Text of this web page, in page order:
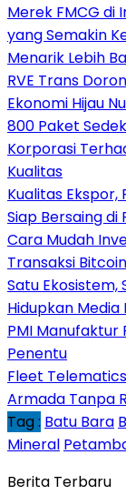
Merek FMCG di
yang Semakin
Menarik Lebih
RVE Trans
Ekonomi Hijau
800 Paket
Korporasi
Kualitas
Kualitas Ekspor,
Siap Bersaing di
Cara Mudah
Transaksi Bitcoin
Satu
Hidupkan
PMI Manufaktur
Penentu
Fleet
Armada Tanpa
Tag : Batu Bara
Mineral
Berita Terbaru